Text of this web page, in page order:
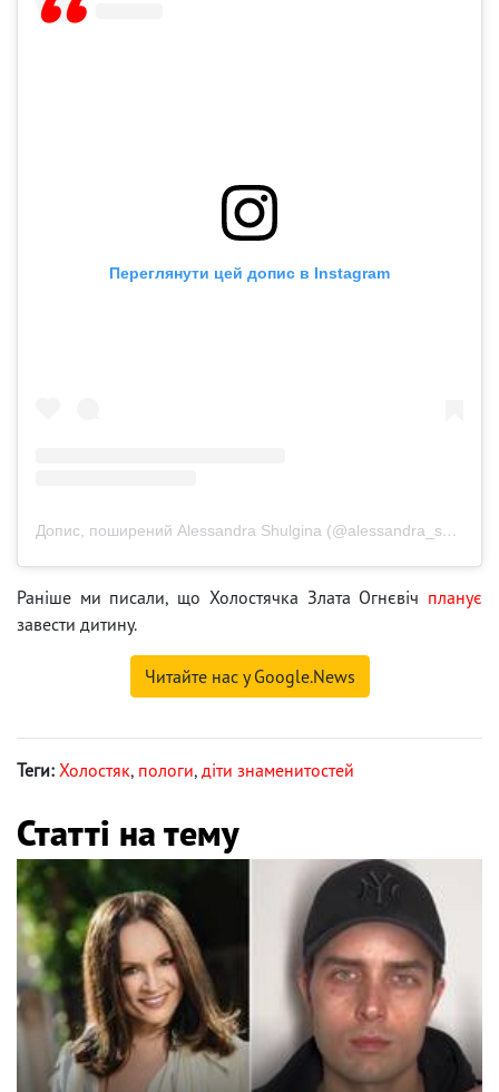
Переглянути цей допис в Instagram
Допис, поширений Alessandra Shulgina (@alessandra_shulgina)
Раніше ми писали, що Холостячка Злата Огнєвіч планує
завести дитину.
Читайте нас у Google.News
Теги: Холостяк, пологи, діти знаменитостей
Статті на тему